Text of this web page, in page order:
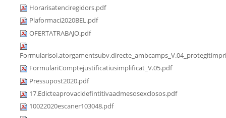
Horarisatenciregidors.pdf
Plaformaci2020BEL.pdf
OFERTATRABAJO.pdf
FormulariComptejustificatiusimplificat_V.05.pdf
Pressupost2020.pdf
17.Edicteaprovacidefintitivaadmesosexclosos.pdf
10022020escaner103048.pdf